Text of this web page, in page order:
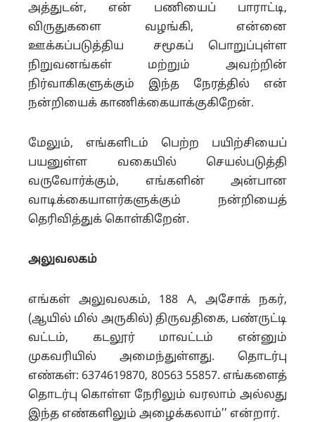
அத்துடன், என் பணியைப் பாராட்டி,
விருதுகளை வழங்கி, என்னை
ஊக்கப்படுத்திய சமூகப் பொறுப்புள்ள
நிறுவனங்கள் மற்றும் அவற்றின்
நிர்வாகிகளுக்கும் இந்த நேரத்தில் என்
நன்றியைக் காணிக்கையாக்குகிறேன்.
மேலும், எங்களிடம் பெற்ற பயிற்சியைப்
பயனுள்ள வகையில் செயல்படுத்தி
வருவோர்க்கும், எங்களின் அன்பான
வாடிக்கையாளர்களுக்கும் நன்றியைத்
தெரிவித்துக் கொள்கிறேன்.
அலுவலகம்
எங்கள் அலுவலகம், 188 A, அசோக் நகர்,
(ஆயில் மில் அருகில்) திருவதிகை, பண்ருட்டி
வட்டம், கடலூர் மாவட்டம் என்னும்
முகவரியில் அமைந்துள்ளது. தொடர்பு
எண்கள்: 6374619870, 80563 55857. எங்களைத்
தொடர்பு கொள்ள நேரிலும் வரலாம் அல்லது
இந்த எண்களிலும் அழைக்கலாம்’’ என்றார்.